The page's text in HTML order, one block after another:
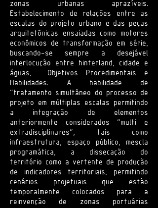
zonas urbanas aprazíveis.
Estabelecimento de relações entre as
escalas do projeto urbano e das peças
arquitetônicas ensaiadas como motores
econômicos de transformação em série,
buscando-se sempre a desejável
interlocução entre hinterland, cidade e
águas; Objetivos Procedimentais e
Habilidades: A habilidade de
“tratamento simultâneo do processo de
projeto em múltiplas escalas permitindo
a integração de elementos
anteriormente considerados “multi e
extradisciplinares”, tais como
infraestrutura, espaço público, mescla
programática, a dissecação do
território como a vertente de produção
de indicadores territoriais, permitindo
cenários projetuais que estão
temporalmente colocados para a
reinvenção de zonas portuárias